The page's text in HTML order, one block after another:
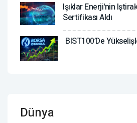
Işıklar Enerji'nin
Sertifikası Aldı
BIST100’de
Dünya